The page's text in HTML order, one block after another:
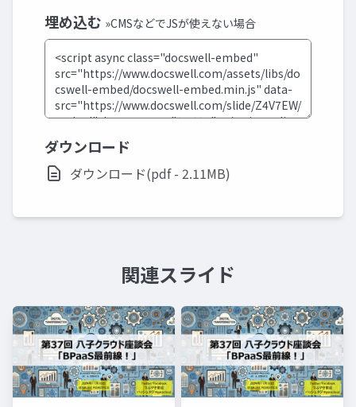
埋め込む »CMSなどでJSが使えない場合
ダウンロード
ダウンロード(pdf - 2.11MB)
関連スライド